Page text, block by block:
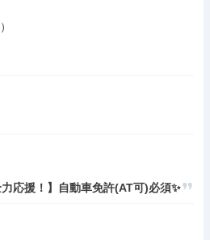
力応援！】自動車免許(AT可)必須✨